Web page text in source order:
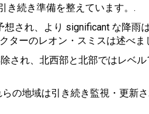
き続き準備を整えています。.
想され、より significant な降雨
ターのレオン・スミスは述べま
され、北西部と北部ではレベ
の地域は引き続き監視・更新